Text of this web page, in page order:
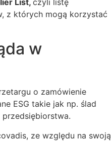
List, czyli listę
z których mogą korzystać
w
o zamówienie
ESG takie jak np. ślad
ze względu na swoją